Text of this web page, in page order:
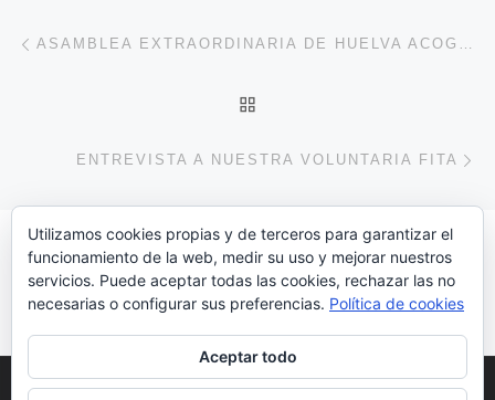
ASAMBLEA EXTRAORDINARIA DE HUELVA ACOGE | ELECCIÓN DE NUEVA JUNTA DIRECTIVA | ENERO 2026
ENTREVISTA A NUESTRA VOLUNTARIA FITA
Hazte Voluntari@!!!!!
© Copyright 2022Huelva
Utilizamos cookies propias y de terceros para garantizar el
funcionamiento de la web, medir su uso y mejorar nuestros
servicios. Puede aceptar todas las cookies, rechazar las no
necesarias o configurar sus preferencias. Política de cookies
Aceptar todo